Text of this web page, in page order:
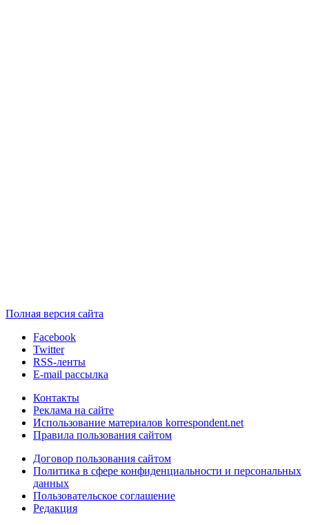
Полная версия сайта
Facebook
Twitter
RSS-ленты
E-mail рассылка
Контакты
Реклама на сайте
Использование материалов korrespondent.net
Правила пользования сайтом
Договор пользования сайтом
Политика в сфере конфиденциальности и персональных
данных
Пользовательское соглашение
Редакция